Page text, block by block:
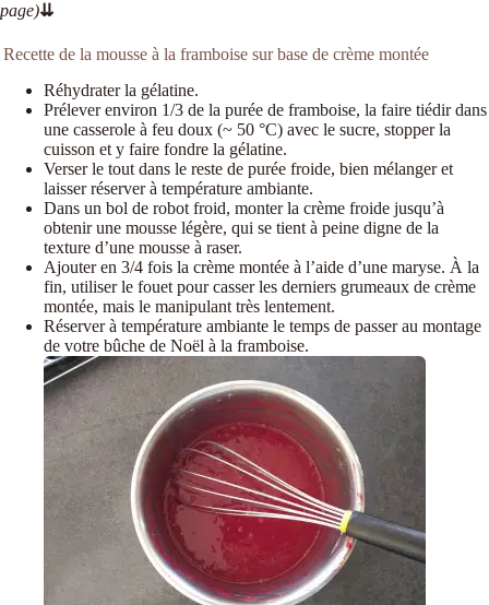
page)⇊
Recette de la mousse à la framboise sur base de crème montée
Réhydrater la gélatine.
Prélever environ 1/3 de la purée de framboise, la faire tiédir dans
une casserole à feu doux (~ 50 °C) avec le sucre, stopper la
cuisson et y faire fondre la gélatine.
Verser le tout dans le reste de purée froide, bien mélanger et
laisser réserver à température ambiante.
Dans un bol de robot froid, monter la crème froide jusqu’à
obtenir une mousse légère, qui se tient à peine digne de la
texture d’une mousse à raser.
Ajouter en 3/4 fois la crème montée à l’aide d’une maryse. À la
fin, utiliser le fouet pour casser les derniers grumeaux de crème
montée, mais le manipulant très lentement.
Réserver à température ambiante le temps de passer au montage
de votre bûche de Noël à la framboise.